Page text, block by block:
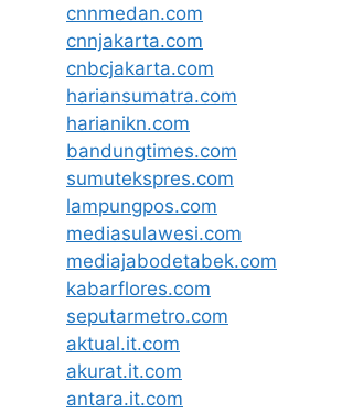
cnnmedan.com
cnnjakarta.com
cnbcjakarta.com
hariansumatra.com
harianikn.com
bandungtimes.com
sumutekspres.com
lampungpos.com
mediasulawesi.com
mediajabodetabek.com
kabarflores.com
seputarmetro.com
aktual.it.com
akurat.it.com
antara.it.com